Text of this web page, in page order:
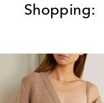
Shopping: